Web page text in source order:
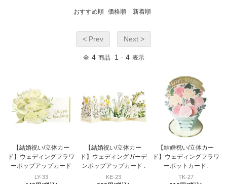
おすすめ順 価格順 新着順
< Prev Next >
全 4 商品 1 - 4 表示
【結婚祝い/立体カー
ド】ウェディングフラワ
ーポップアップカード
LY-33
【結婚祝い/立体カー
ド】ウェディングガーデ
ンポップアップカード .
KE-23
【結婚祝い/立体カー
ド】ウェディングフラワ
ーポットカード.
TK-27